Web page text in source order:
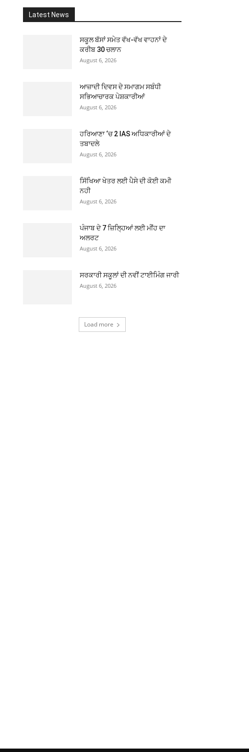
Latest News
ਸਕੂਲ ਬੱਸਾਂ ਸਮੇਤ ਵੱਖ-ਵੱਖ ਵਾਹਨਾਂ ਦੇ
ਕਰੀਬ 30 ਚਲਾਨ
August 6, 2026
ਆਜ਼ਾਦੀ ਦਿਵਸ ਦੇ ਸਮਾਗਮ ਸਬੰਧੀ
ਸਭਿਆਚਾਰਕ ਪੇਸ਼ਕਾਰੀਆਂ
August 6, 2026
ਹਰਿਆਣਾ ‘ਚ 2 IAS ਅਧਿਕਾਰੀਆਂ ਦੇ
ਤਬਾਦਲੇ
August 6, 2026
ਸਿੱਖਿਆ ਖੇਤਰ ਲਈ ਪੈਸੇ ਦੀ ਕੋਈ ਕਮੀ
ਨਹੀ
August 6, 2026
ਪੰਜਾਬ ਦੇ 7 ਜ਼ਿਲ੍ਹਿਆਂ ਲਈ ਮੀਂਹ ਦਾ
ਅਲਰਟ
August 6, 2026
ਸਰਕਾਰੀ ਸਕੂਲਾਂ ਦੀ ਨਵੀਂ ਟਾਈਮਿੰਗ ਜਾਰੀ
August 6, 2026
Load more